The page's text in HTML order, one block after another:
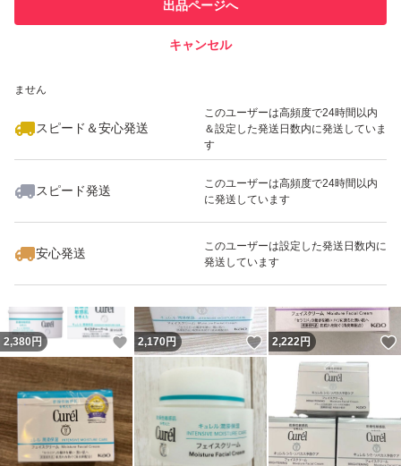
での取引実績があります
ません
スピード＆安心発送
このユーザーは高頻度で24時間以内
＆設定した発送日数内に発送していま
す
スピード発送
このユーザーは高頻度で24時間以内
に発送しています
安心発送
このユーザーは設定した発送日数内に
発送しています
出品ページへ
キャンセル
いいね！
2,500
2,380円 いいね！
2,170円 いいね！
2,222円